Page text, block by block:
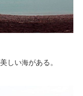
美しい海がある。